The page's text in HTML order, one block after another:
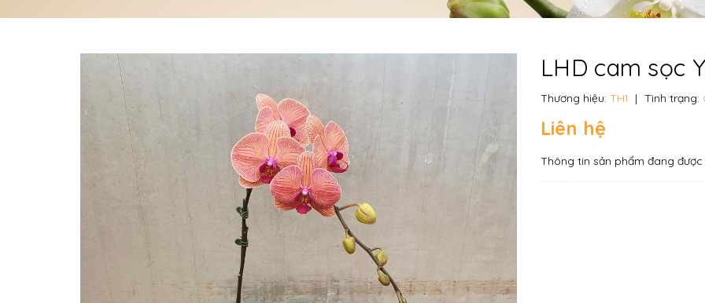
LHD cam sọc
Thương hiệu: TH1 | Tình trạng:
Liên hệ
Thông tin sản phẩm đang